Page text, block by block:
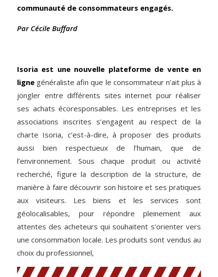
communauté de consommateurs engagés.
Par Cécile Buffard
Isoria est une nouvelle plateforme de vente en
ligne généraliste afin que le consommateur n’ait plus à
jongler entre différents sites internet pour réaliser
ses achats écoresponsables. Les entreprises et les
associations inscrites s’engagent au respect de la
charte Isoria, c’est-à-dire, à proposer des produits
aussi bien respectueux de l’humain, que de
l’environnement. Sous chaque produit ou activité
recherché, figure la description de la structure, de
manière à faire découvrir son histoire et ses pratiques
aux visiteurs. Les biens et les services sont
géolocalisables, pour répondre pleinement aux
attentes des acheteurs qui souhaitent s’orienter vers
une consommation locale. Les produits sont vendus au
choix du professionnel,